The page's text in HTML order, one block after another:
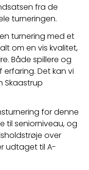
fra de
turneringen.
turnering med et
om en vis kvalitet,
Både spillere og
Det kan vi
Skaastrup
for denne
til seniorniveau, og
over
udtaget til A-